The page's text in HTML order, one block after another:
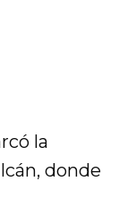
la
donde